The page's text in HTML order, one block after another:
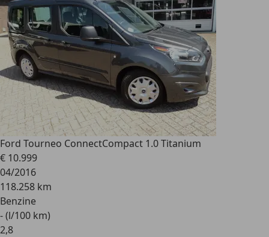
Ford Tourneo ConnectCompact 1.0 Titanium
€ 10.999
04/2016
118.258 km
Benzine
- (l/100 km)
2,8